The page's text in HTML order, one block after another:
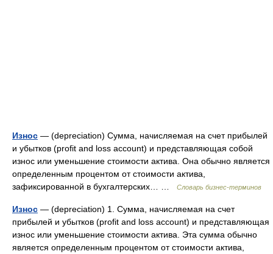
Износ — (depreciation) Сумма, начисляемая на счет прибылей
и убытков (profit and loss account) и представляющая собой
износ или уменьшение стоимости актива. Она обычно является
определенным процентом от стоимости актива,
зафиксированной в бухгалтерских… …
Словарь бизнес-терминов
Износ — (depreciation) 1. Сумма, начисляемая на счет
прибылей и убытков (profit and loss account) и представляющая
износ или уменьшение стоимости актива. Эта сумма обычно
является определенным процентом от стоимости актива,